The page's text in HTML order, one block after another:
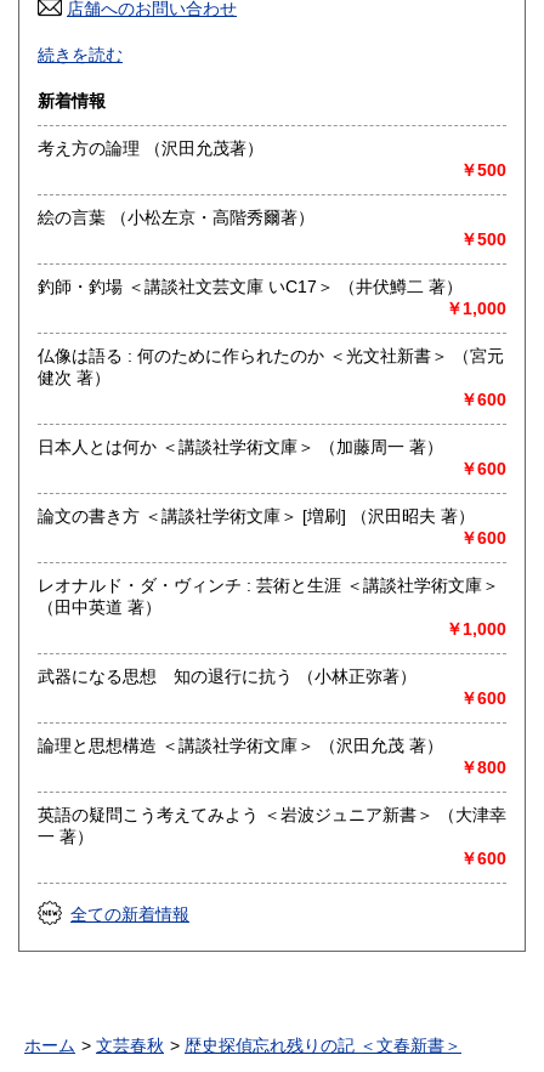
高知県 600円
佐賀県
熊本県 600円 大分県 600円
600円
沖縄県 600円
店舗へのお問い合わせ
-
沿線名：店舗営業なし
最寄駅：-
営業時間：-
定休日：-
書籍の買取について
取り扱い分野
哲学宗教、歴史、国語国文、外国文学、古書一般（その他）
続きを読む
新着情報
考え方の論理 （沢田允茂著）
￥500
絵の言葉 （小松左京・高階秀爾著）
￥500
釣師・釣場 ＜講談社文芸文庫 いC17＞ （井伏鱒二 著）
￥1,000
仏像は語る : 何のために作られたのか ＜光文社新書＞ （宮元
健次 著）
￥600
日本人とは何か ＜講談社学術文庫＞ （加藤周一 著）
￥600
論文の書き方 ＜講談社学術文庫＞ [増刷] （沢田昭夫 著）
￥600
レオナルド・ダ・ヴィンチ : 芸術と生涯 ＜講談社学術文庫＞
（田中英道 著）
￥1,000
武器になる思想 知の退行に抗う （小林正弥著）
￥600
論理と思想構造 ＜講談社学術文庫＞ （沢田允茂 著）
￥800
英語の疑問こう考えてみよう ＜岩波ジュニア新書＞ （大津幸
一 著）
￥600
全ての新着情報
ホーム 文芸春秋 歴史探偵忘れ残りの記 ＜文春新書＞